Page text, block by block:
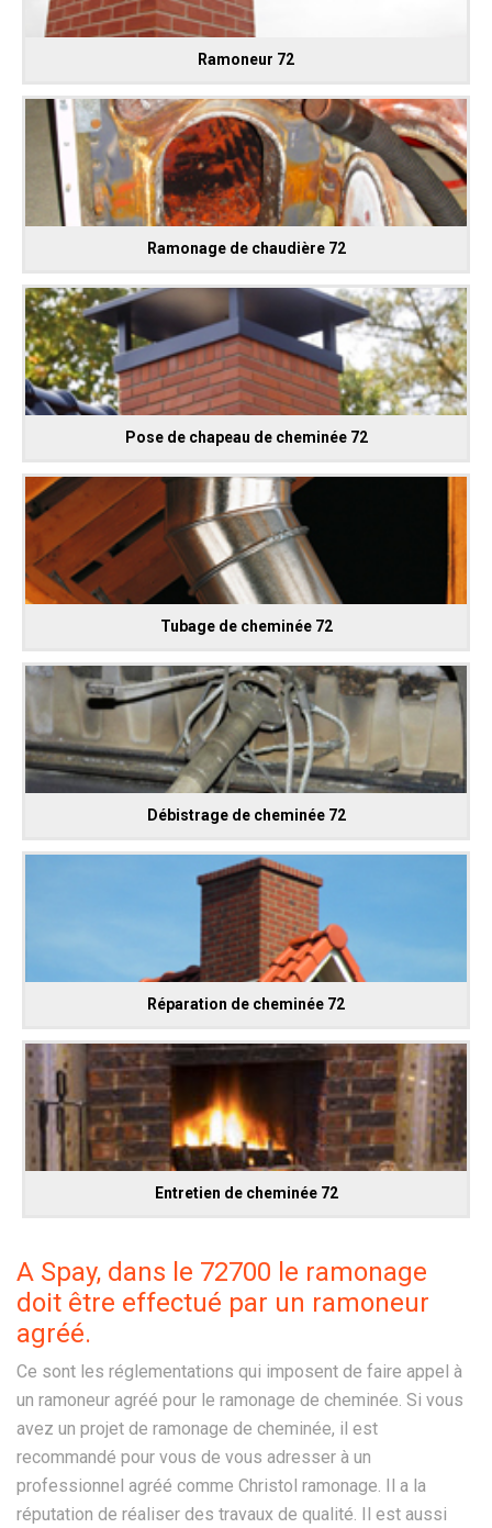
Ramoneur 72
Ramonage de chaudière 72
Pose de chapeau de cheminée 72
Tubage de cheminée 72
Débistrage de cheminée 72
Réparation de cheminée 72
Entretien de cheminée 72
A Spay, dans le 72700 le ramonage
doit être effectué par un ramoneur
agréé.
Ce sont les réglementations qui imposent de faire appel à
un ramoneur agréé pour le ramonage de cheminée. Si vous
avez un projet de ramonage de cheminée, il est
recommandé pour vous de vous adresser à un
professionnel agréé comme Christol ramonage. Il a la
réputation de réaliser des travaux de qualité. Il est aussi